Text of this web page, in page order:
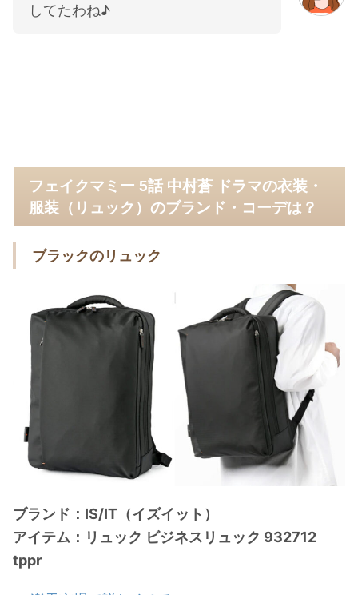
してたわね♪
フェイクマミー 5話 中村蒼 ドラマの衣装・
服装（リュック）のブランド・コーデは？
ブラックのリュック
ブランド：IS/IT（イズイット）
アイテム：リュック ビジネスリュック 932712
tppr